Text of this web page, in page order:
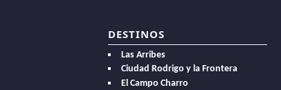
DESTINOS
Las Arribes
Ciudad Rodrigo y la Frontera
El Campo Charro